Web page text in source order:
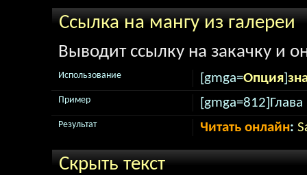
Ссылка на мангу из галереи
Выводит ссылку на закачку и
[gmga=Опция]
Использование
Пример
Читать онлайн:
Результат
Скрыть текст